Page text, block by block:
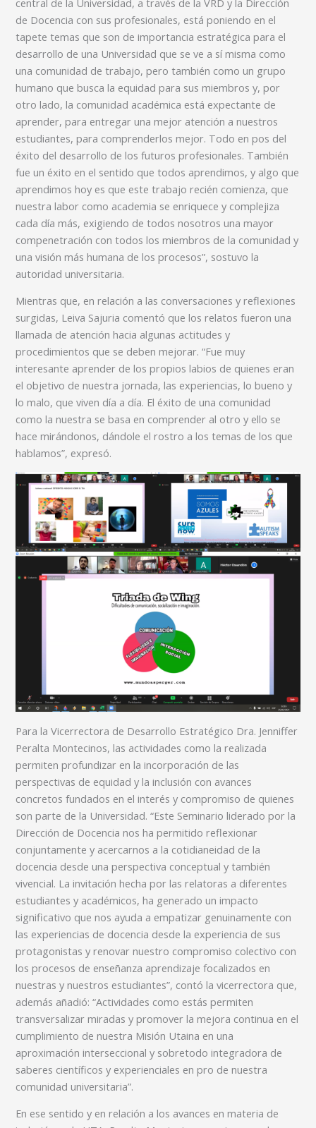
de Docencia con sus profesionales, está poniendo en el
tapete temas que son de importancia estratégica para el
desarrollo de una Universidad que se ve a sí misma como
una comunidad de trabajo, pero también como un grupo
humano que busca la equidad para sus miembros y, por
otro lado, la comunidad académica está expectante de
aprender, para entregar una mejor atención a nuestros
estudiantes, para comprenderlos mejor. Todo en pos del
éxito del desarrollo de los futuros profesionales. También
fue un éxito en el sentido que todos aprendimos, y algo que
aprendimos hoy es que este trabajo recién comienza, que
nuestra labor como academia se enriquece y complejiza
cada día más, exigiendo de todos nosotros una mayor
compenetración con todos los miembros de la comunidad y
una visión más humana de los procesos”, sostuvo la
autoridad universitaria.
Mientras que, en relación a las conversaciones y reflexiones
surgidas, Leiva Sajuria comentó que los relatos fueron una
llamada de atención hacia algunas actitudes y
procedimientos que se deben mejorar. “Fue muy
interesante aprender de los propios labios de quienes eran
el objetivo de nuestra jornada, las experiencias, lo bueno y
lo malo, que viven día a día. El éxito de una comunidad
como la nuestra se basa en comprender al otro y ello se
hace mirándonos, dándole el rostro a los temas de los que
hablamos”, expresó.
Para la Vicerrectora de Desarrollo Estratégico Dra. Jenniffer
Peralta Montecinos, las actividades como la realizada
permiten profundizar en la incorporación de las
perspectivas de equidad y la inclusión con avances
concretos fundados en el interés y compromiso de quienes
son parte de la Universidad. “Este Seminario liderado por la
Dirección de Docencia nos ha permitido reflexionar
conjuntamente y acercarnos a la cotidianeidad de la
docencia desde una perspectiva conceptual y también
vivencial. La invitación hecha por las relatoras a diferentes
estudiantes y académicos, ha generado un impacto
significativo que nos ayuda a empatizar genuinamente con
las experiencias de docencia desde la experiencia de sus
protagonistas y renovar nuestro compromiso colectivo con
los procesos de enseñanza aprendizaje focalizados en
nuestras y nuestros estudiantes”, contó la vicerrectora que,
además añadió: “Actividades como estás permiten
transversalizar miradas y promover la mejora continua en el
cumplimiento de nuestra Misión Utaina en una
aproximación interseccional y sobretodo integradora de
saberes científicos y experienciales en pro de nuestra
comunidad universitaria”.
En ese sentido y en relación a los avances en materia de